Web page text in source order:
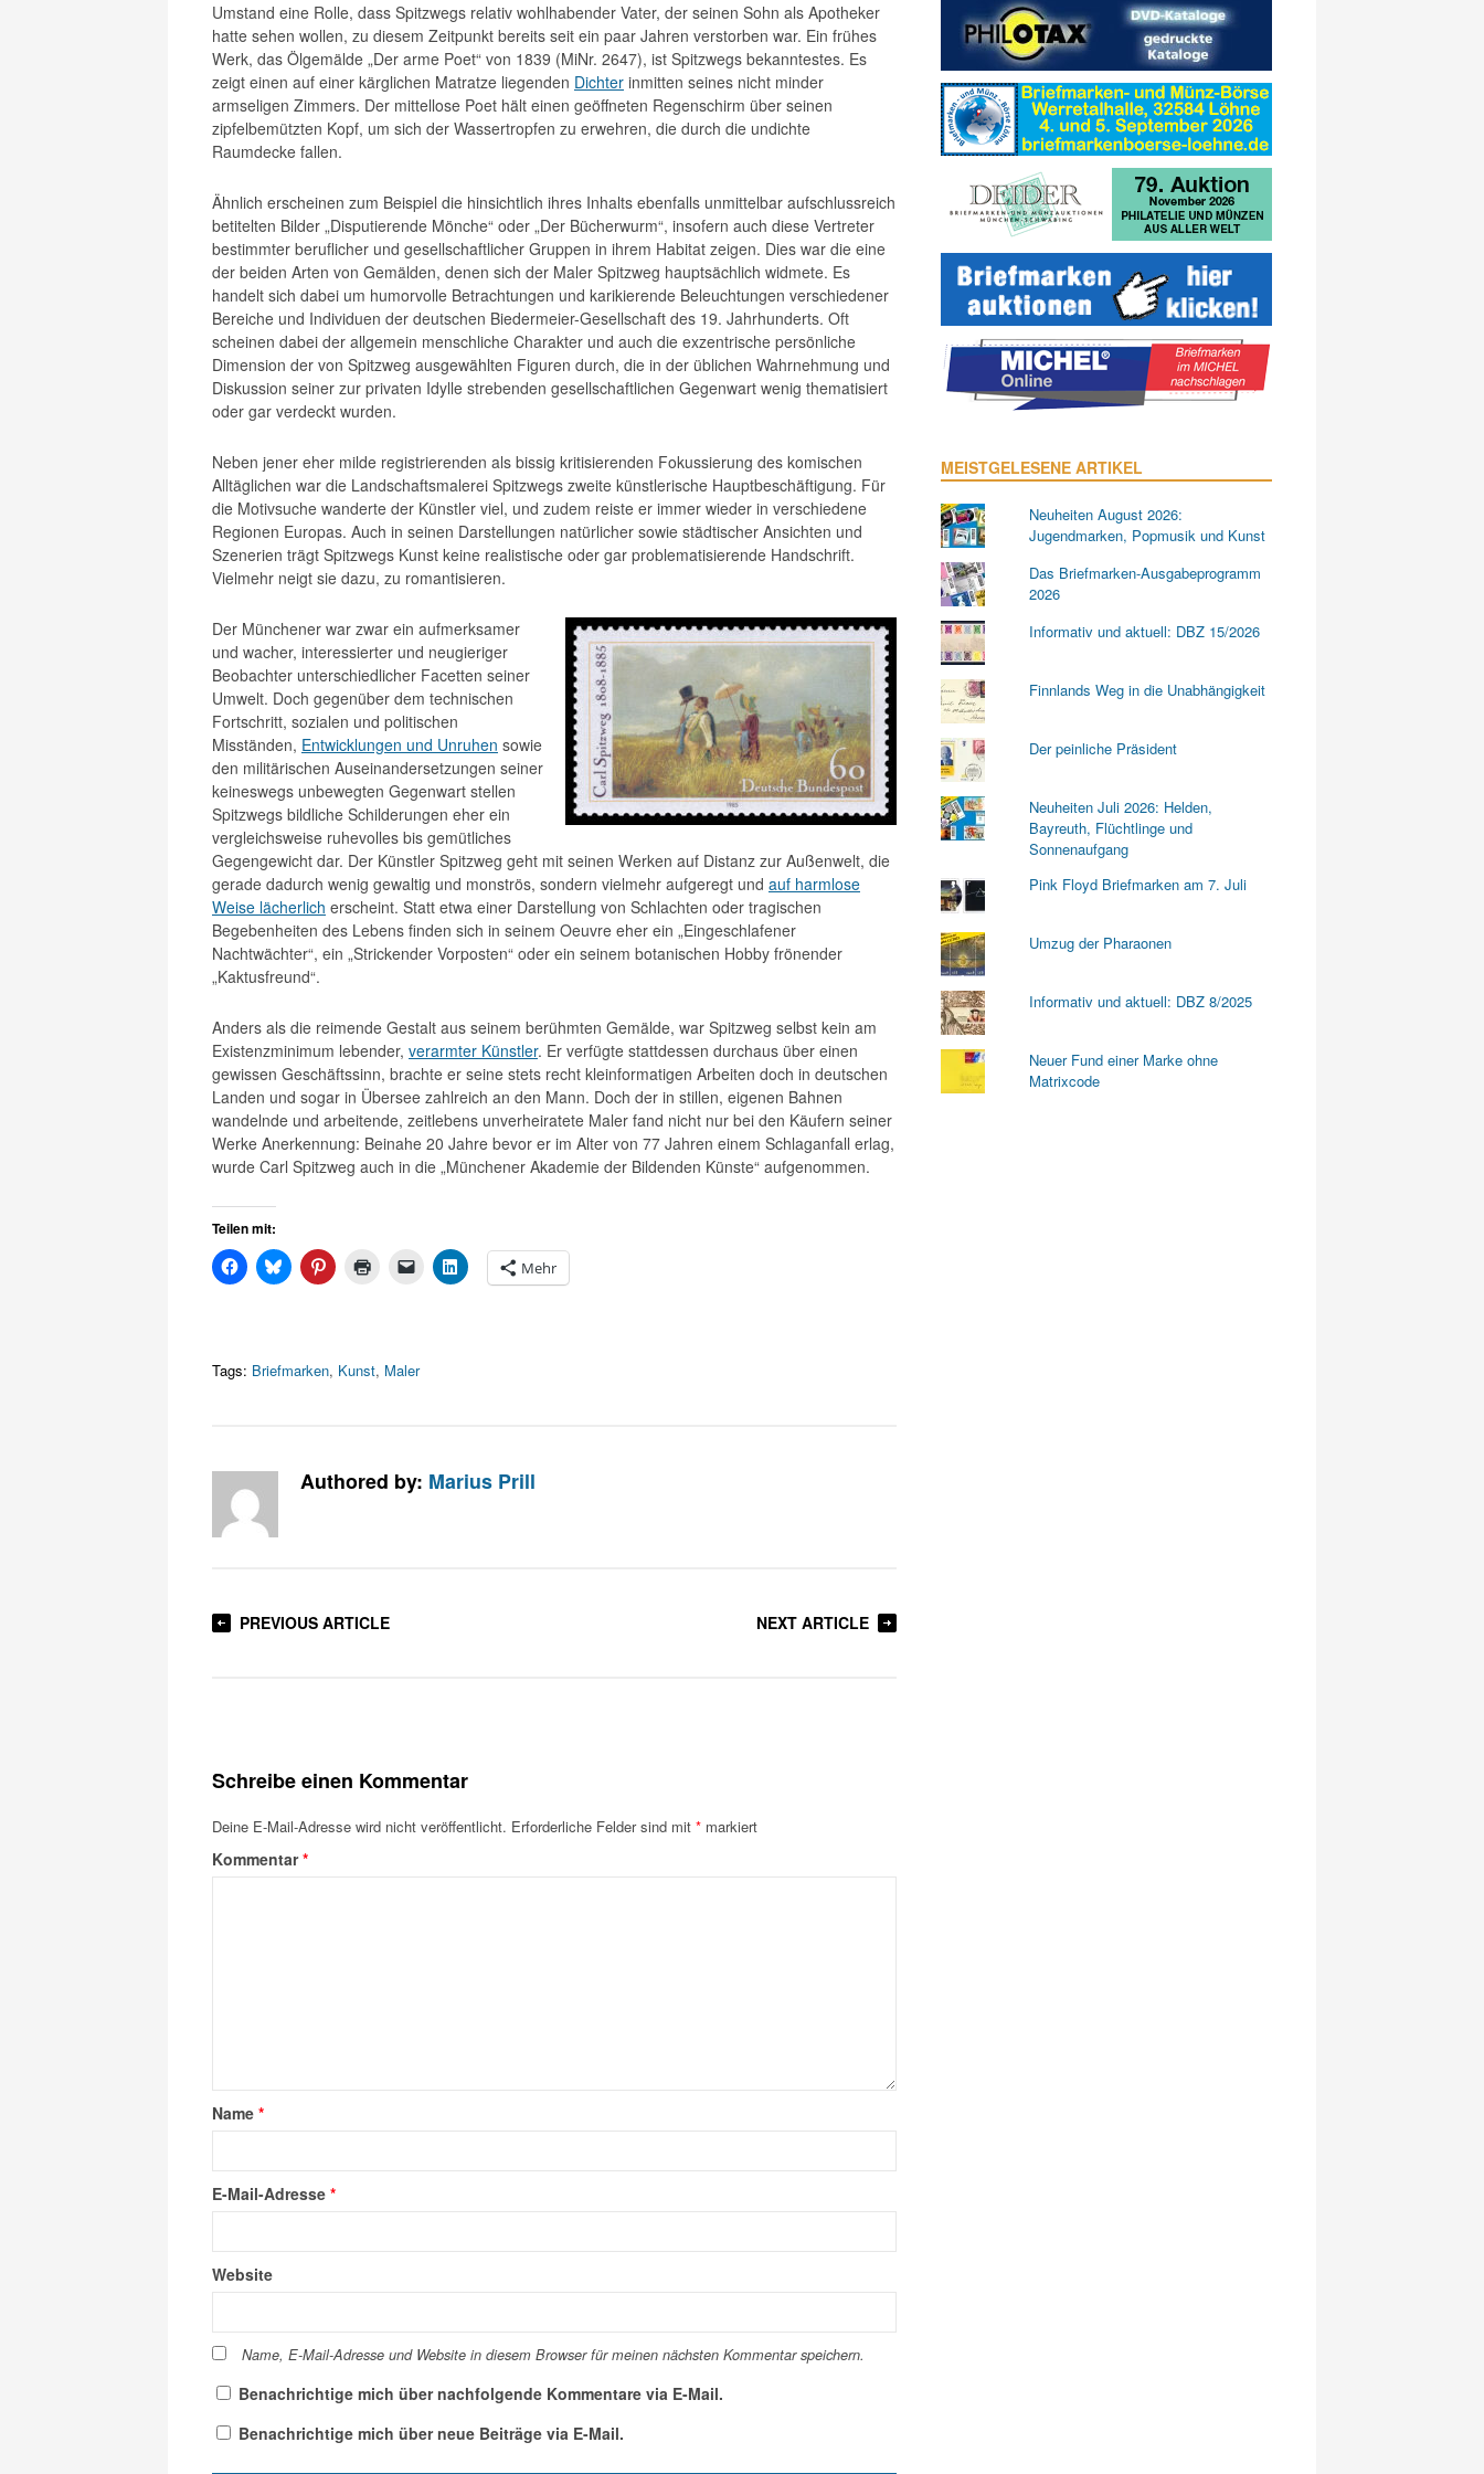
Umstand eine Rolle, dass Spitzwegs relativ wohlhabender Vater, der seinen Sohn als Apotheker
hatte sehen wollen, zu diesem Zeitpunkt bereits seit ein paar Jahren verstorben war. Ein frühes
Werk, das Ölgemälde „Der arme Poet“ von 1839 (MiNr. 2647), ist Spitzwegs bekanntestes. Es
zeigt einen auf einer kärglichen Matratze liegenden Dichter inmitten seines nicht minder
armseligen Zimmers. Der mittellose Poet hält einen geöffneten Regenschirm über seinen
zipfelbemützten Kopf, um sich der Wassertropfen zu erwehren, die durch die undichte
Raumdecke fallen.
Ähnlich erscheinen zum Beispiel die hinsichtlich ihres Inhalts ebenfalls unmittelbar aufschlussreich
betitelten Bilder „Disputierende Mönche“ oder „Der Bücherwurm“, insofern auch diese Vertreter
bestimmter beruflicher und gesellschaftlicher Gruppen in ihrem Habitat zeigen. Dies war die eine
der beiden Arten von Gemälden, denen sich der Maler Spitzweg hauptsächlich widmete. Es
handelt sich dabei um humorvolle Betrachtungen und karikierende Beleuchtungen verschiedener
Bereiche und Individuen der deutschen Biedermeier-Gesellschaft des 19. Jahrhunderts. Oft
scheinen dabei der allgemein menschliche Charakter und auch die exzentrische persönliche
Dimension der von Spitzweg ausgewählten Figuren durch, die in der üblichen Wahrnehmung und
Diskussion seiner zur privaten Idylle strebenden gesellschaftlichen Gegenwart wenig thematisiert
oder gar verdeckt wurden.
Neben jener eher milde registrierenden als bissig kritisierenden Fokussierung des komischen
Alltäglichen war die Landschaftsmalerei Spitzwegs zweite künstlerische Hauptbeschäftigung. Für
die Motivsuche wanderte der Künstler viel, und zudem reiste er immer wieder in verschiedene
Regionen Europas. Auch in seinen Darstellungen natürlicher sowie städtischer Ansichten und
Szenerien trägt Spitzwegs Kunst keine realistische oder gar problematisierende Handschrift.
Vielmehr neigt sie dazu, zu romantisieren.
Der Münchener war zwar ein aufmerksamer
und wacher, interessierter und neugieriger
Beobachter unterschiedlicher Facetten seiner
Umwelt. Doch gegenüber dem technischen
Fortschritt, sozialen und politischen
Misständen, Entwicklungen und Unruhen sowie
den militärischen Auseinandersetzungen seiner
keineswegs unbewegten Gegenwart stellen
Spitzwegs bildliche Schilderungen eher ein
vergleichsweise ruhevolles bis gemütliches
Gegengewicht dar. Der Künstler Spitzweg geht mit seinen Werken auf Distanz zur Außenwelt, die
gerade dadurch wenig gewaltig und monströs, sondern vielmehr aufgeregt und auf harmlose
Weise lächerlich erscheint. Statt etwa einer Darstellung von Schlachten oder tragischen
Begebenheiten des Lebens finden sich in seinem Oeuvre eher ein „Eingeschlafener
Nachtwächter“, ein „Strickender Vorposten“ oder ein seinem botanischen Hobby frönender
„Kaktusfreund“.
Anders als die reimende Gestalt aus seinem berühmten Gemälde, war Spitzweg selbst kein am
Existenzminimum lebender, verarmter Künstler. Er verfügte stattdessen durchaus über einen
gewissen Geschäftssinn, brachte er seine stets recht kleinformatigen Arbeiten doch in deutschen
Landen und sogar in Übersee zahlreich an den Mann. Doch der in stillen, eigenen Bahnen
wandelnde und arbeitende, zeitlebens unverheiratete Maler fand nicht nur bei den Käufern seiner
Werke Anerkennung: Beinahe 20 Jahre bevor er im Alter von 77 Jahren einem Schlaganfall erlag,
wurde Carl Spitzweg auch in die „Münchener Akademie der Bildenden Künste“ aufgenommen.
Teilen mit:
Mehr
Tags: Briefmarken, Kunst, Maler
Authored by: Marius Prill
PREVIOUS ARTICLE NEXT ARTICLE
Schreibe einen Kommentar
Deine E-Mail-Adresse wird nicht veröffentlicht. Erforderliche Felder sind mit * markiert
Kommentar*
Name *
E-Mail-Adresse *
Website
Name, E-Mail-Adresse und Website in diesem Browser für meinen nächsten Kommentar speichern.
Benachrichtige mich über nachfolgende Kommentare via E-Mail.
Benachrichtige mich über neue Beiträge via E-Mail.
MEISTGELESENE ARTIKEL
Neuheiten August 2026:
Jugendmarken, Popmusik und Kunst
Das Briefmarken-Ausgabeprogramm
2026
Informativ und aktuell: DBZ 15/2026
Finnlands Weg in die Unabhängigkeit
Der peinliche Präsident
Neuheiten Juli 2026: Helden,
Bayreuth, Flüchtlinge und
Sonnenaufgang
Pink Floyd Briefmarken am 7. Juli
Umzug der Pharaonen
Informativ und aktuell: DBZ 8/2025
Neuer Fund einer Marke ohne
Matrixcode